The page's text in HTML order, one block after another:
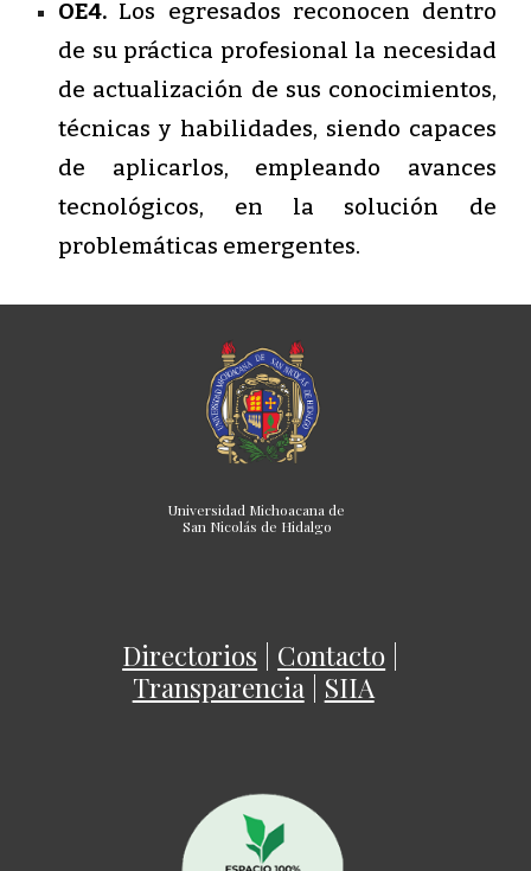
OE4. Los egresados reconocen dentro
de su práctica profesional la necesidad
de actualización de sus conocimientos,
técnicas y habilidades, siendo capaces
de aplicarlos, empleando avances
tecnológicos, en la solución de
problemáticas emergentes.
Universidad Michoacana de
San Nicolás de Hidalgo
Directorios Contacto
Transparencia| SIIA